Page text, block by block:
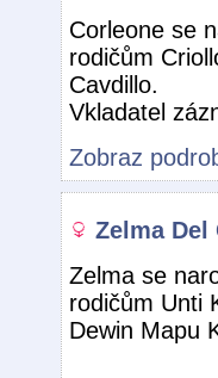
Corleone se
rodičům
Cavdillo.
Vkladatel
Zobraz
Zelma Del
Zelma se
rodičům Unti
Dewin Mapu